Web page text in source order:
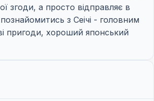
згоди, а просто відправляє в
з Сеічі - головним
пригоди, хороший японський